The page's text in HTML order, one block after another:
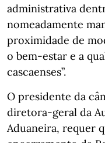
administrativa
nomeadamente
proximidade de
o bem-estar e a
cascaenses”.
O presidente da
diretora-geral da
Aduaneira, requer